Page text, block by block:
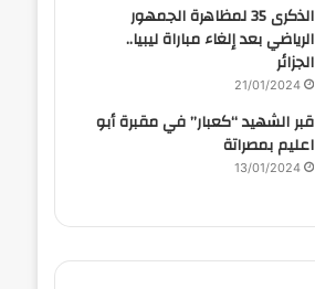
الذكرى 35 لمظاهرة الجمهور
الرياضي بعد إلغاء مباراة ليبيا..
الجزائر
21/01/2024
قبر الشهيد “كعبار” في مقبرة أبو
اعليم بمصراتة
13/01/2024